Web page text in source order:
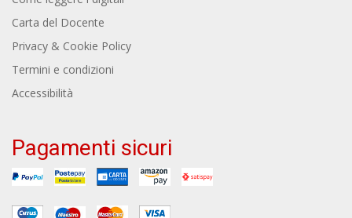
Carta del Docente
Privacy & Cookie Policy
Termini e condizioni
Accessibilità
Pagamenti sicuri